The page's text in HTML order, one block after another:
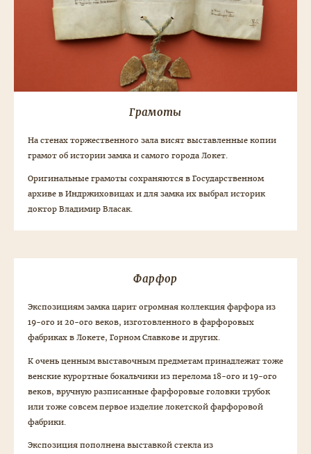
Грамоты
На стенах торжественного зала висят выставленные копии
грамот об истории замка и самого города Локет.
Оригинальные грамоты сохраняются в Государственном
архиве в Индржиховицах и для замка их выбрал историк
доктор Владимир Власак.
Фарфор
Экспозициям замка царит огромная коллекция фарфора из
19-ого и 20-ого веков, изготовленного в фарфоровых
фабриках в Локете, Горном Славкове и других.
К очень ценным выставочным предметам принадлежат тоже
венские курортные бокальчики из перелома 18-ого и 19-ого
веков, вручную разписанные фарфоровые головки трубок
или тоже совсем первое изделие локетской фарфоровой
фабрики.
Экспозиция пополнена выставкой стекла из